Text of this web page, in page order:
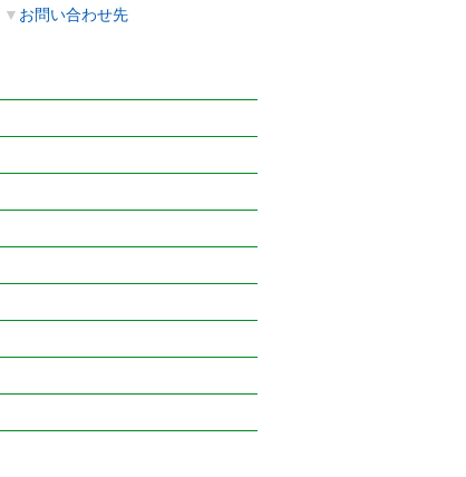
▼ お問い合わせ先